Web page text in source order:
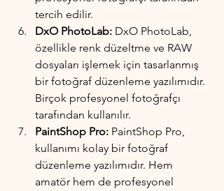
tercih edilir.
DxO PhotoLab: DxO PhotoLab,
özellikle renk düzeltme ve RAW
dosyaları işlemek için tasarlanmış
bir fotoğraf düzenleme yazılımıdır.
Birçok profesyonel fotoğrafçı
tarafından kullanılır.
PaintShop Pro: PaintShop Pro,
kullanımı kolay bir fotoğraf
düzenleme yazılımıdır. Hem
amatör hem de profesyonel